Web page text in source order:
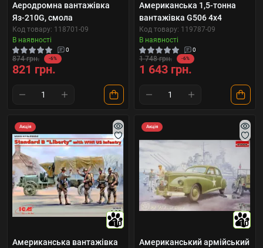
Аеродромна вантажівка
Яз-210G, смола
Код товару: 118701-09
В наявності
0
874 грн. -6%
821 грн.
Американська 1,5-тонна
вантажівка G506 4х4
Код товару: 119787-09
В наявності
0
1 748 грн. -6%
1 643 грн.
Акція
10
Американська вантажівка
Акція
10
Американський армійський